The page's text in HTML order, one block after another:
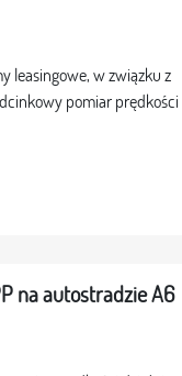
leasingowe, w związku z
pomiar prędkości
na autostradzie A6